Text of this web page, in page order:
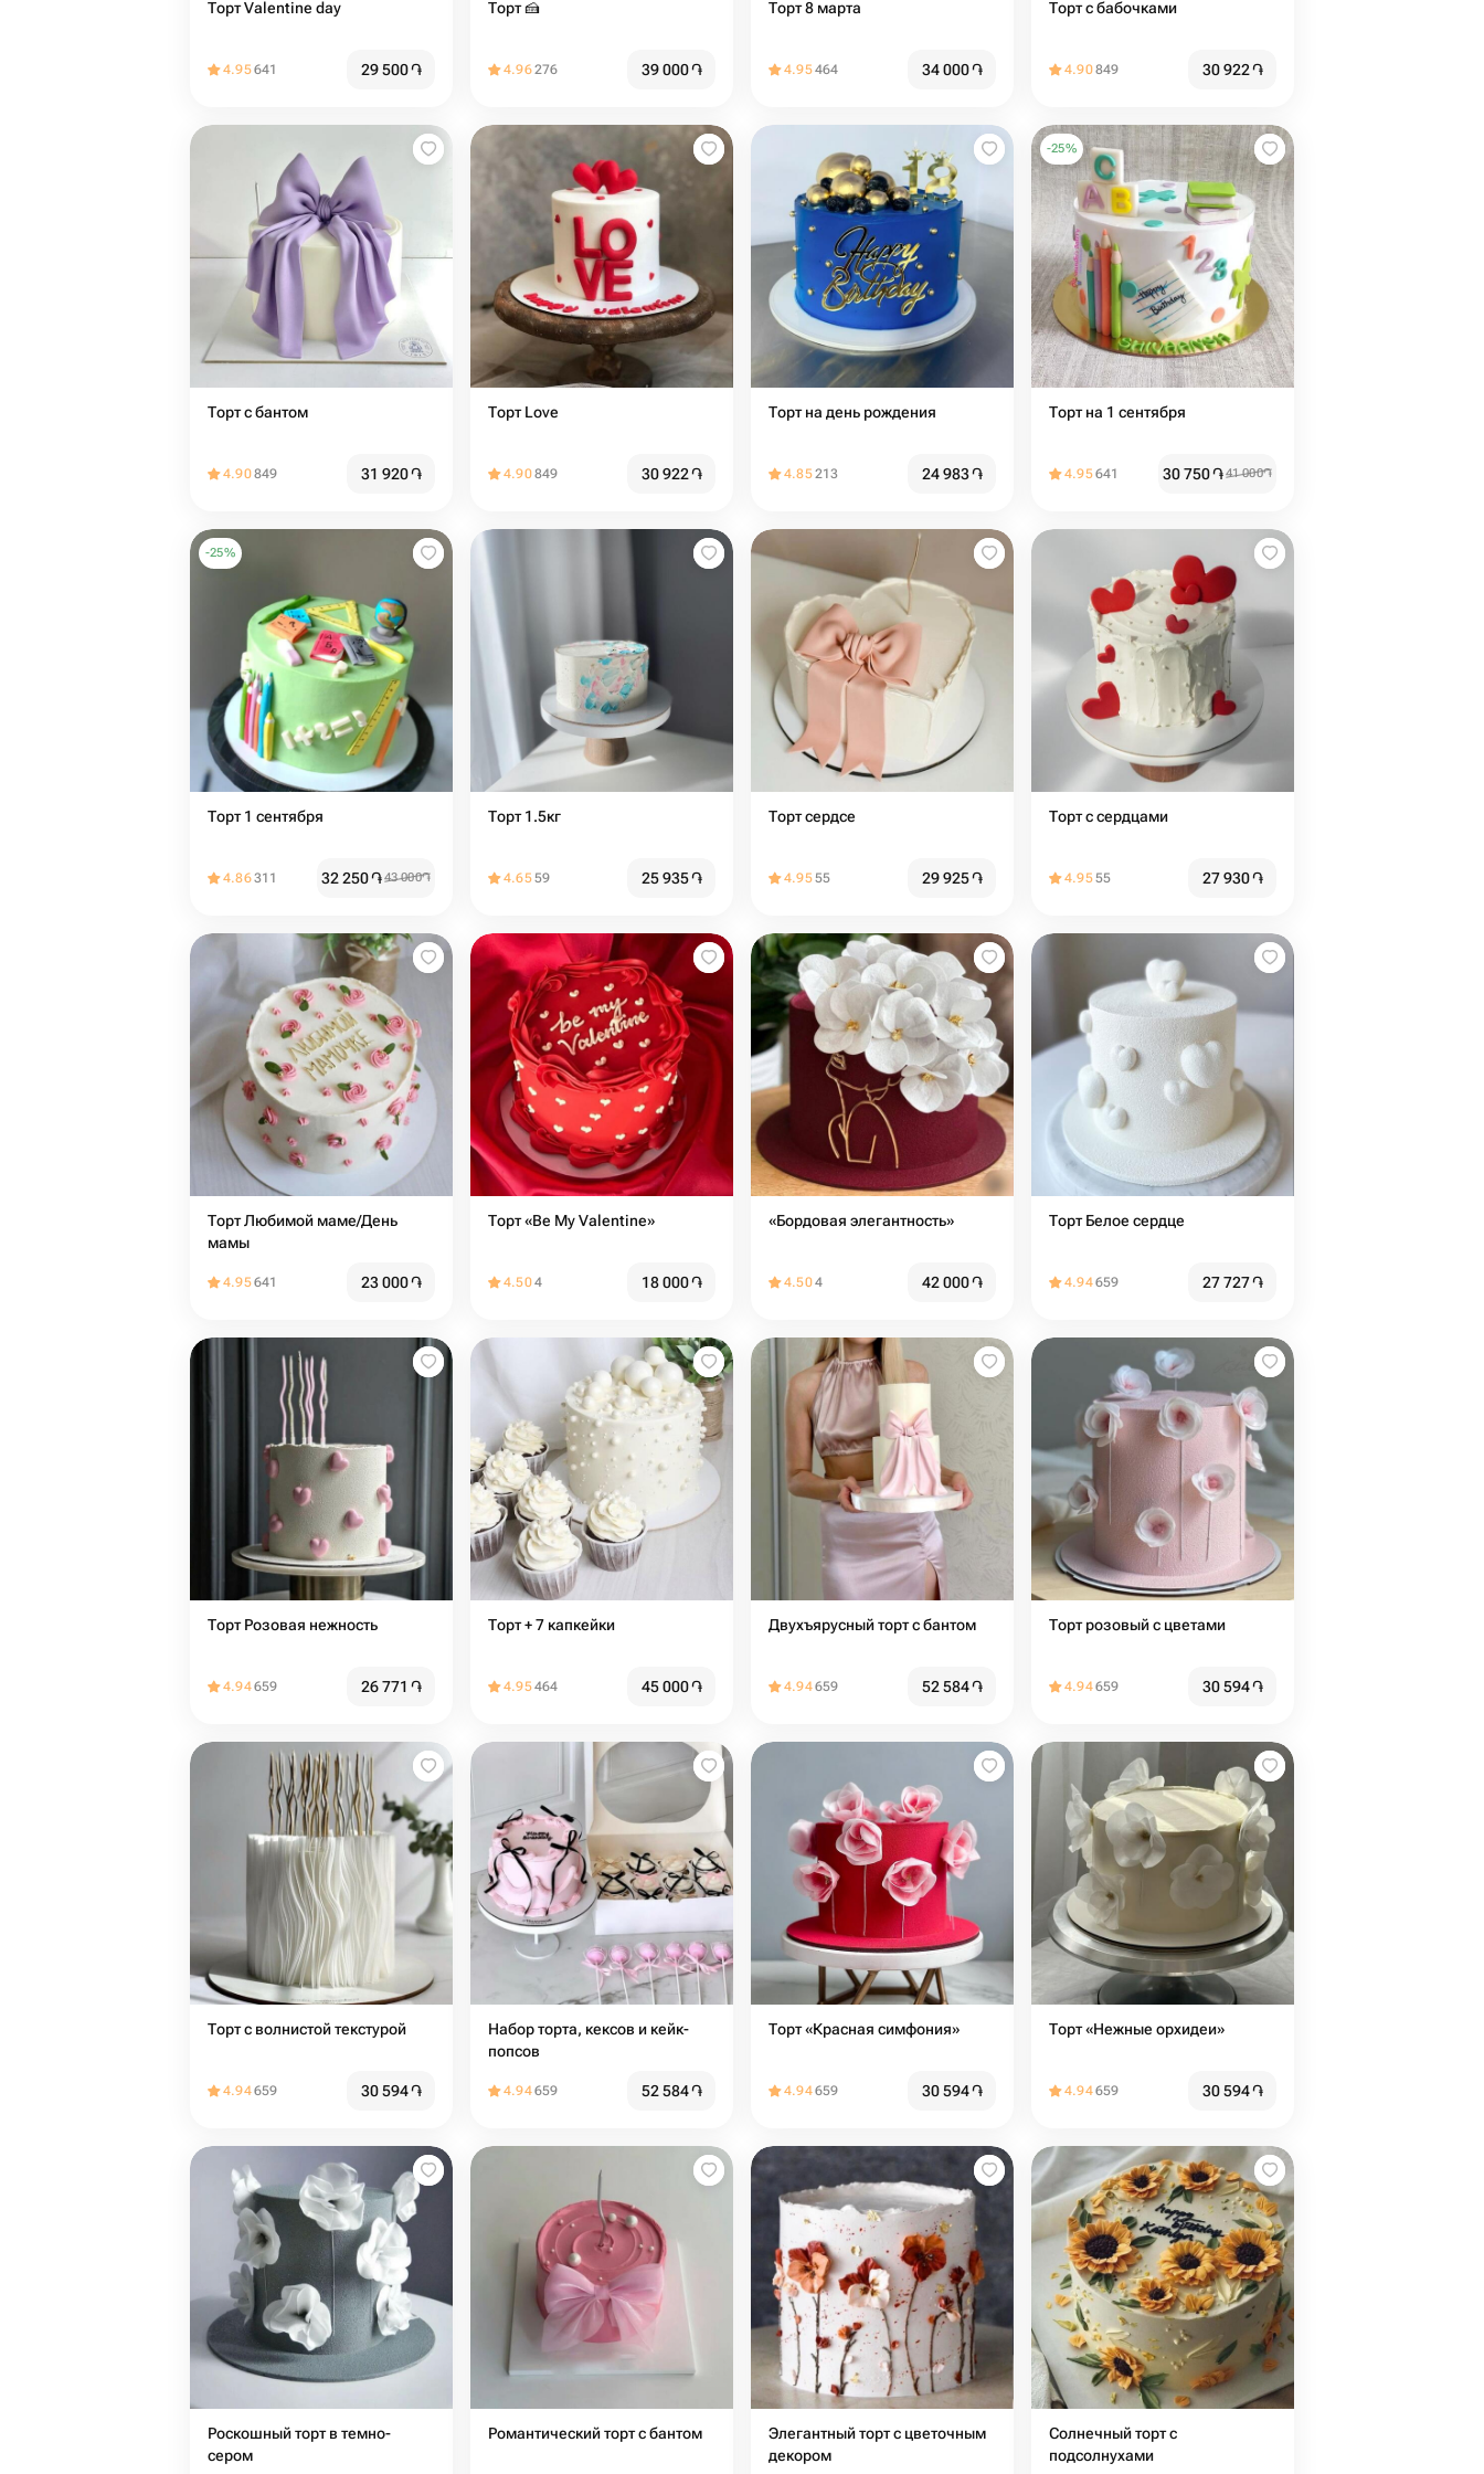
Торт Valentine day
4.95641 29 500֏
Торт 🍰️️
4.96276 39 000֏
Торт 8 марта
4.95464 34 000֏
Торт с бабочками
4.90849 30 922֏
Торт с бантом
4.90849 31 920֏
Торт Love
4.90849 30 922֏
Торт на день рождения
4.85213 24 983֏
-25%
Торт на 1 сентября
4.95641 30 750֏41 000֏
-25%
Торт 1 сентября
4.86311 32 250֏43 000֏
Торт 1.5кг
4.6559 25 935֏
Торт сердсе
4.9555 29 925֏
Торт с сердцами️
4.9555 27 930֏
Торт Любимой маме/День
мамы
4.95641 23 000֏
Торт «Be My Valentine»
4.504 18 000֏
«Бордовая элегантность»
4.504 42 000֏
Торт Белое сердце
4.94659 27 727֏
Торт Розовая нежность
4.94659 26 771 ֏
Торт + 7 капкейки
4.95464 45 000֏
Двухъярусный торт с бантом
4.94659 52 584֏
Торт розовый с цветами
4.94659 30 594֏
Торт с волнистой текстурой
4.94659 30 594֏
Набор торта, кексов и кейк-
попсов
4.94659 52 584֏
Торт «Красная симфония»
4.94659 30 594֏
Торт «Нежные орхидеи»
4.94659 30 594֏
Роскошный торт в темно-
сером
Романтический торт с бантом
Элегантный торт с цветочным
декором
Солнечный торт с
подсолнухами